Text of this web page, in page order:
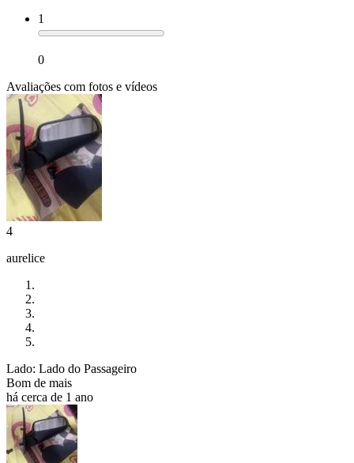
1
0
Avaliações com fotos e vídeos
4
aurelice
Lado: Lado do Passageiro
Bom de mais
há cerca de 1 ano